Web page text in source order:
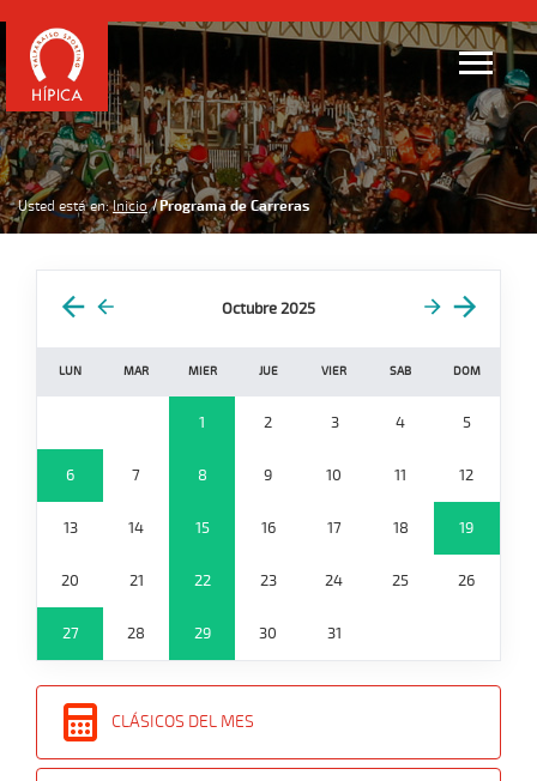
Usted está en: Inicio Programa de Carreras
Octubre 2025
LUN MAR MIER JUE VIER SAB DOM
1 2 3 4 5
6 7 8 9 10 11 12
13 14 15 16 17 18 19
20 21 22 23 24 25 26
27 28 29 30 31
CLÁSICOS DEL MES